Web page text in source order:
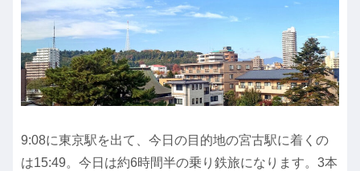
9:08に東京駅を出て、今日の目的地の宮古駅に着くの
は15:49。今日は約6時間半の乗り鉄旅になります。3本